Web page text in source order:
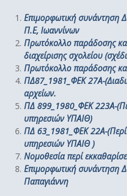
Επιμορφωτική συνάντηση
Π.Ε, Ιωαννίνων
Πρωτόκολλο παράδοσης
διαχείρισης σχολείου
Πρωτόκολλο παράδοσης
ΠΔ87_1981_ΦΕΚ 27Α-
αρχείων.
ΠΔ 899_1980_ΦΕΚ 223Α-
υπηρεσιών ΥΠΑΙΘ)
ΠΔ 63_1981_ΦΕΚ 22Α-
υπηρεσιών ΥΠΑΙΘ )
Νομοθεσία περί
Επιμορφωτική συνάντηση
Παπαγιάννη